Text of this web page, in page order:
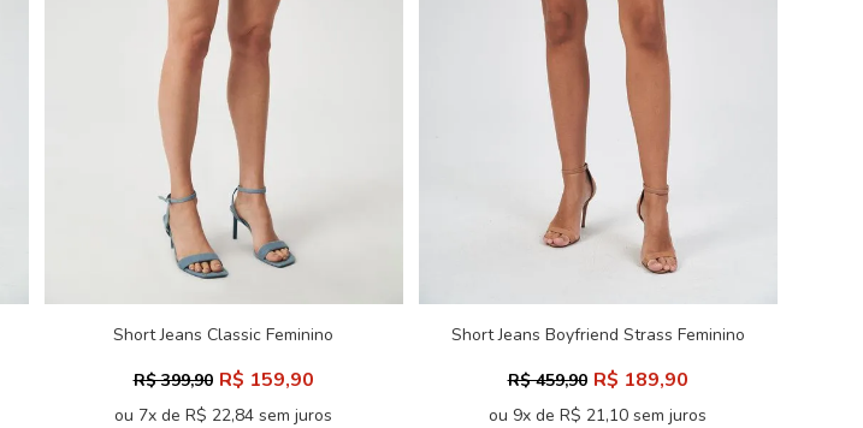
Short Jeans Classic Feminino
R$ 399,90 R$ 159,90
ou 7x de R$ 22,84 sem juros
Short Jeans Boyfriend Strass Feminino
R$ 459,90 R$ 189,90
ou 9x de R$ 21,10 sem juros